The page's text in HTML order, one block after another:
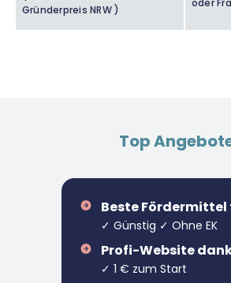
Gründerpreis NRW )
Top
Beste Fördermittel
✓ Günstig ✓ Ohne EK
Profi-Website
✓ 1 € zum Start